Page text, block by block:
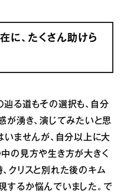
に、たくさん助けら
る道もその選択も、自分
が湧き、演じてみたいと思
いませんが、自分以上に大
の見方や生き方が大きく
クリスと別れた後のキム
るか悩んでいました。で